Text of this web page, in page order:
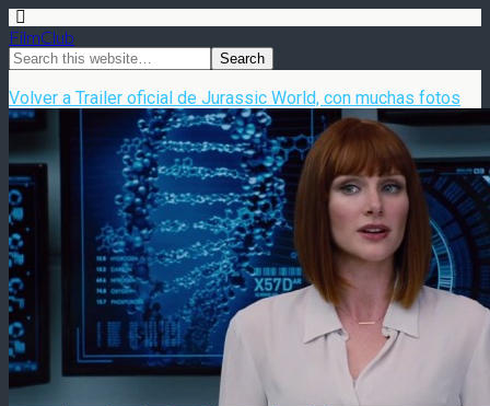
FilmClub
Volver a Trailer oficial de Jurassic World, con muchas fotos